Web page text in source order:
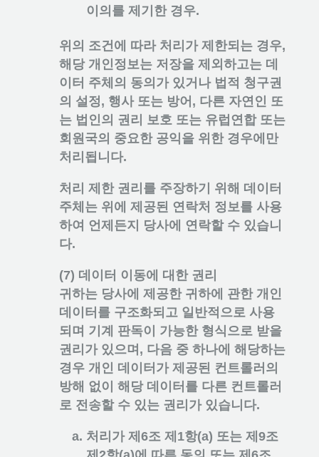
이의를 제기한 경우.
위의 조건에 따라 처리가 제한되는 경우,
해당 개인정보는 저장을 제외하고는 데
이터 주체의 동의가 있거나 법적 청구권
의 설정, 행사 또는 방어, 다른 자연인 또
는 법인의 권리 보호 또는 유럽연합 또는
회원국의 중요한 공익을 위한 경우에만
처리됩니다.
처리 제한 권리를 주장하기 위해 데이터
주체는 위에 제공된 연락처 정보를 사용
하여 언제든지 당사에 연락할 수 있습니
다.
(7) 데이터 이동에 대한 권리
귀하는 당사에 제공한 귀하에 관한 개인
데이터를 구조화되고 일반적으로 사용
되며 기계 판독이 가능한 형식으로 받을
권리가 있으며, 다음 중 하나에 해당하는
경우 개인 데이터가 제공된 컨트롤러의
방해 없이 해당 데이터를 다른 컨트롤러
로 전송할 수 있는 권리가 있습니다.
처리가 제6조 제1항(a) 또는 제9조